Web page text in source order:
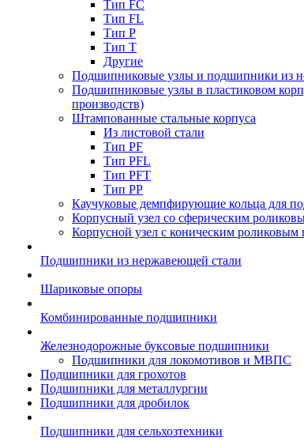
Тип FC
Тип FL
Тип P
Тип T
Другие
Подшипниковые узлы и подшипники из
Подшипниковые узлы в пластиковом
производств)
Штампованные стальные корпуса
Из листовой стали
Тип PF
Тип PFL
Тип PFT
Тип PP
Каучуковые демпфирующие кольца для
Корпусный узел со сферическим
Корпусной узел с коническим
Подшипники из нержавеющей стали
Шариковые опоры
Комбинированные подшипники
Железнодорожные буксовые подшипники
Подшипники для локомотивов и МВПС
Подшипники для грохотов
Подшипники для металлургии
Подшипники для дробилок
Подшипники для сельхозтехники